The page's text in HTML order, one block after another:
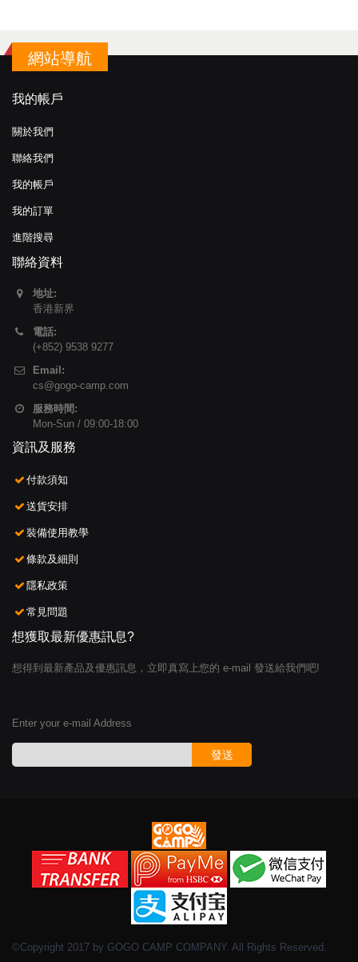
網站導航
我的帳戶
關於我們
聯絡我們
我的帳戶
我的訂單
進階搜尋
聯絡資料
地址:
香港新界
電話:
(+852) 9538 9277
Email:
cs@gogo-camp.com
服務時間:
Mon-Sun / 09:00-18:00
資訊及服務
付款須知
送貨安排
裝備使用教學
條款及細則
隱私政策
常見問題
想獲取最新優惠訊息?
想得到最新產品及優惠訊息，立即真寫上您的 e-mail 發送給我們吧!
Enter your e-mail Address
發送
©Copyright 2017 by GOGO CAMP COMPANY. All Rights Reserved.